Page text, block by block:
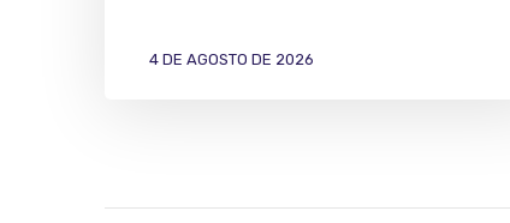
4 DE AGOSTO DE 2026